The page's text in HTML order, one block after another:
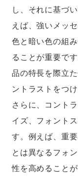
し、それに基づ
えば、強いメッ
色と暗い色の組
ることが重要で
品の特長を際立
ントラストをつ
さらに、コント
イズ、フォント
す。例えば、重
とは異なるフォ
性を高めること